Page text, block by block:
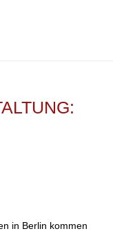
in Berlin kommen